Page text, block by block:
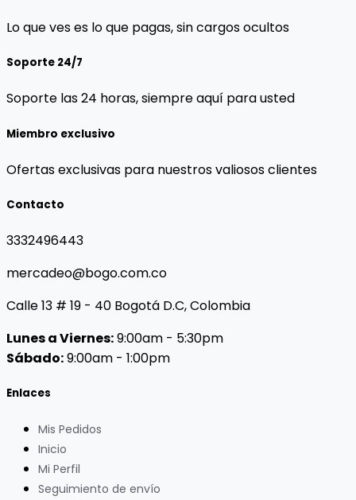
Lo que ves es lo que pagas, sin cargos ocultos
Soporte 24/7
Soporte las 24 horas, siempre aquí para usted
Miembro exclusivo
Ofertas exclusivas para nuestros valiosos clientes
Contacto
3332496443
mercadeo@bogo.com.co
Calle 13 # 19 - 40 Bogotá D.C, Colombia
Lunes a Viernes:9:00am - 5:30pm
Sábado:9:00am - 1:00pm
Enlaces
Mis Pedidos
Inicio
Mi Perfil
Seguimiento de envío